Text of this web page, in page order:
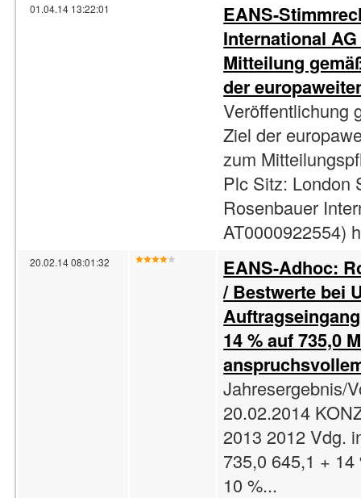
01.04.14 13:22:01
EANS-
International
Mitteilung
der
Veröffentlichung
Ziel der
zum
Plc Sitz: London
Rosenbauer
AT0000922554)
20.02.14 08:01:32
EANS-Adhoc:
/ Bestwerte bei
14 % auf 735,0
Jahresergebnis/
20.02.2014
2013 2012 Vdg.
735,0 645,1 +
10 %...